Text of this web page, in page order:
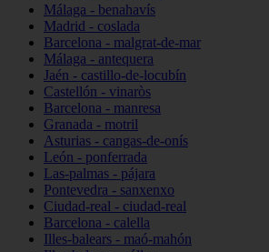
Málaga - benahavís
Madrid - coslada
Barcelona - malgrat-de-mar
Málaga - antequera
Jaén - castillo-de-locubín
Castellón - vinaròs
Barcelona - manresa
Granada - motril
Asturias - cangas-de-onís
León - ponferrada
Las-palmas - pájara
Pontevedra - sanxenxo
Ciudad-real - ciudad-real
Barcelona - calella
Illes-balears - maó-mahón